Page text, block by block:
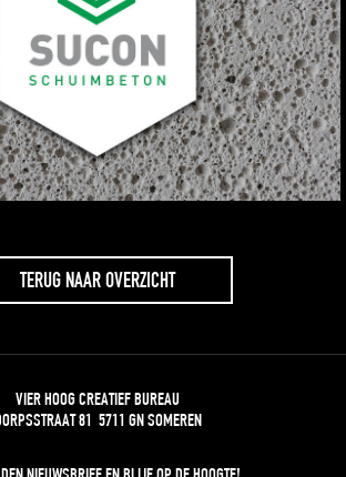
TERUG NAAR OVERZICHT
VIER HOOG CREATIEF BUREAU
81 5711 GN SOMEREN